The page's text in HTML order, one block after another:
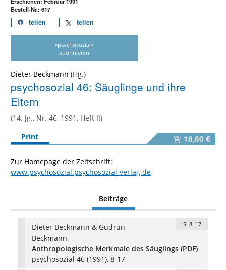
Bestell-Nr.: 617
teilen teilen
»psychosozial«
abonnieren
Dieter Beckmann
psychosozial 46: Säuglinge und ihre
Eltern
(14. Jg., Nr. 46, 1991, Heft II)
Print
18,60 €
Zur Homepage der Zeitschrift:
www.psychosozial.psychosozial-verlag.de
Beiträge
Dieter Beckmann & Gudrun
Beckmann
S. 8–17
Anthropologische Merkmale des Säuglings (PDF)
psychosozial 46 (1991), 8-17